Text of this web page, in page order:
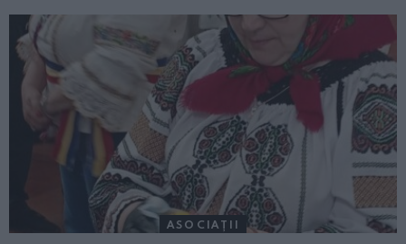
ASOCIAŢII